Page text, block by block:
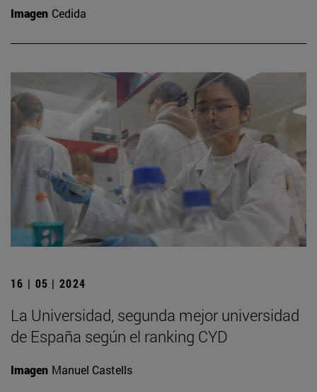
Imagen Cedida
16 | 05 | 2024
La Universidad, segunda mejor universidad
de España según el ranking CYD
Imagen Manuel Castells